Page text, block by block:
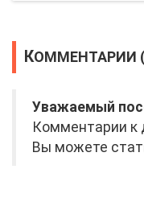
КОММЕНТАРИИ
Уважаемый
Комментарии к
Вы можете